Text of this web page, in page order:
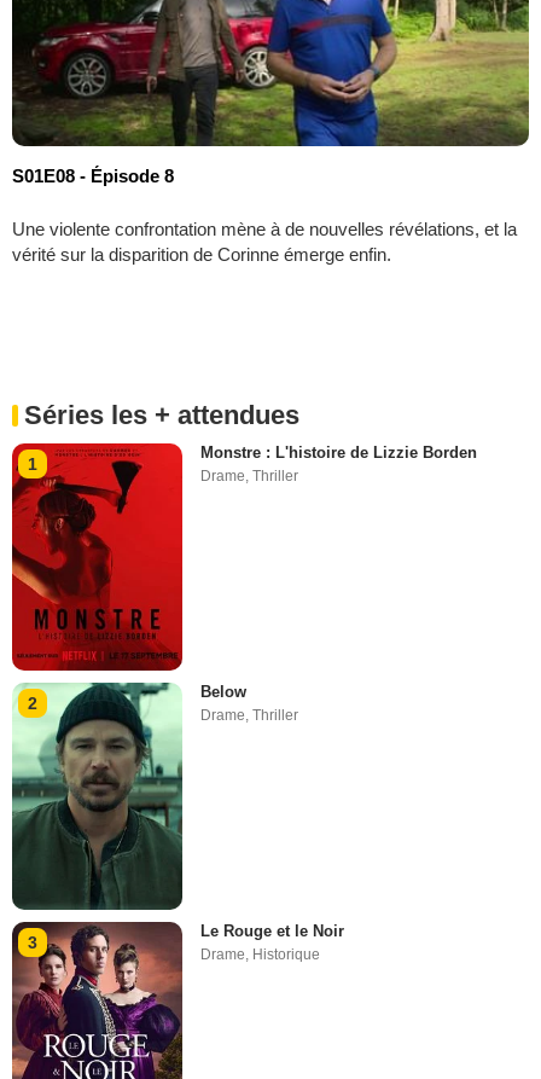
S01E08 - Épisode 8
Une violente confrontation mène à de nouvelles révélations, et la
vérité sur la disparition de Corinne émerge enfin.
Séries les + attendues
1
Monstre : L'histoire de Lizzie Borden
Drame ,Thriller
2
Below
Drame,Thriller
3
Le Rouge et le Noir
Drame, Historique